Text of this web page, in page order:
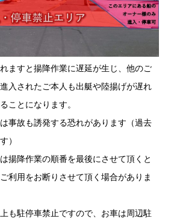
ますと揚降作業に遅延が生じ、他のご
入されたご本人も出艇や陸揚げが遅れ
ことになります。
事故も誘発する恐れがあります（過去
）
揚降作業の順番を最後にさせて頂くと
利用をお断りさせて頂く場合がありま
も駐停車禁止ですので、お車は周辺駐